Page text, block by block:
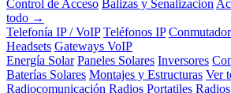
Control de Acceso Balizas y Senalizacion
todo →
Telefonía IP / VoIP Teléfonos IP
Headsets Gateways VoIP
Energía Solar Paneles Solares Inversores
Baterías Solares Montajes y Estructuras Ver
Radiocomunicación Radios Portatiles